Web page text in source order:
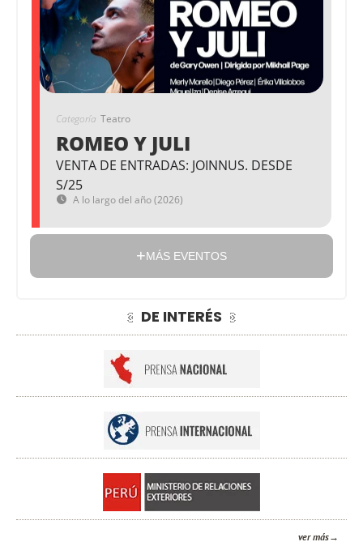
Categoría Teatro
ROMEO Y JULI
VENTA DE ENTRADAS: JOINNUS. DESDE
S/25
A lo largo del año (2026)
MÁS EVENTOS
DE INTERÉS
ver más